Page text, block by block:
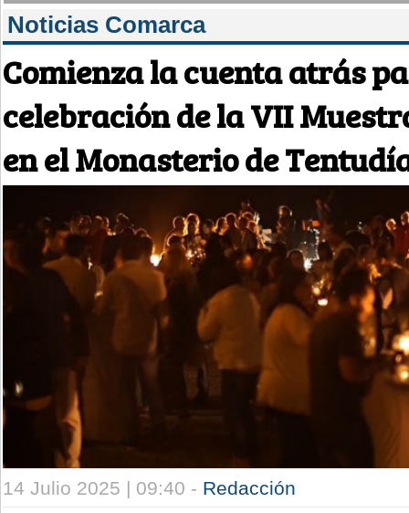
Noticias Comarca
Comienza la cuenta atrás
celebración de la VII
en el Monasterio de
14 Julio 2025 | 09:40 - Redacción